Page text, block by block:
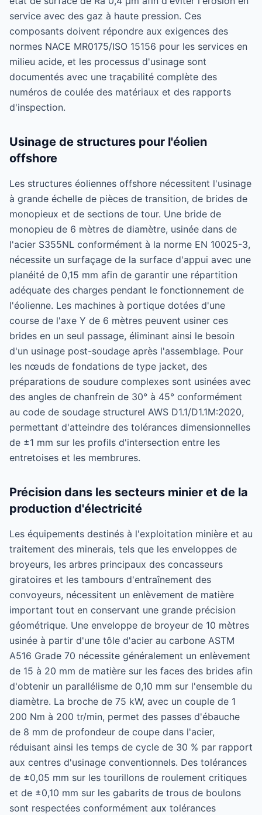
service avec des gaz à haute pression. Ces
composants doivent répondre aux exigences des
normes NACE MR0175/ISO 15156 pour les services en
milieu acide, et les processus d'usinage sont
documentés avec une traçabilité complète des
numéros de coulée des matériaux et des rapports
d'inspection.
Usinage de structures pour l'éolien
offshore
Les structures éoliennes offshore nécessitent l'usinage
à grande échelle de pièces de transition, de brides de
monopieux et de sections de tour. Une bride de
monopieu de 6 mètres de diamètre, usinée dans de
l'acier S355NL conformément à la norme EN 10025-3,
nécessite un surfaçage de la surface d'appui avec une
planéité de 0,15 mm afin de garantir une répartition
adéquate des charges pendant le fonctionnement de
l'éolienne. Les machines à portique dotées d'une
course de l'axe Y de 6 mètres peuvent usiner ces
brides en un seul passage, éliminant ainsi le besoin
d'un usinage post-soudage après l'assemblage. Pour
les nœuds de fondations de type jacket, des
préparations de soudure complexes sont usinées avec
des angles de chanfrein de 30° à 45° conformément
au code de soudage structurel AWS D1.1/D1.1M:2020,
permettant d'atteindre des tolérances dimensionnelles
de ±1 mm sur les profils d'intersection entre les
entretoises et les membrures.
Précision dans les secteurs minier et de la
production d'électricité
Les équipements destinés à l'exploitation minière et au
traitement des minerais, tels que les enveloppes de
broyeurs, les arbres principaux des concasseurs
giratoires et les tambours d'entraînement des
convoyeurs, nécessitent un enlèvement de matière
important tout en conservant une grande précision
géométrique. Une enveloppe de broyeur de 10 mètres
usinée à partir d'une tôle d'acier au carbone ASTM
A516 Grade 70 nécessite généralement un enlèvement
de 15 à 20 mm de matière sur les faces des brides afin
d'obtenir un parallélisme de 0,10 mm sur l'ensemble du
diamètre. La broche de 75 kW, avec un couple de 1
200 Nm à 200 tr/min, permet des passes d'ébauche
de 8 mm de profondeur de coupe dans l'acier,
réduisant ainsi les temps de cycle de 30 % par rapport
aux centres d'usinage conventionnels. Des tolérances
de ±0,05 mm sur les tourillons de roulement critiques
et de ±0,10 mm sur les gabarits de trous de boulons
sont respectées conformément aux tolérances